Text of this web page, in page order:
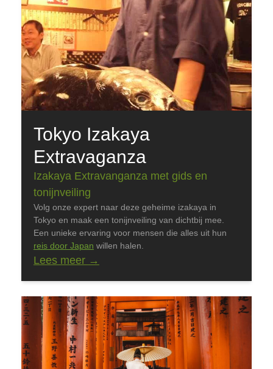
Tokyo Izakaya
Extravaganza
Izakaya Extravanganza met gids en
tonijnveiling
Volg onze expert naar deze geheime izakaya in
Tokyo en maak een tonijnveiling van dichtbij mee.
Een unieke ervaring voor mensen die alles uit hun
reis door Japan willen halen.
Lees meer →